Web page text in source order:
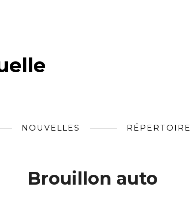
NOUVELLES RÉPERTOIRE
Brouillon auto